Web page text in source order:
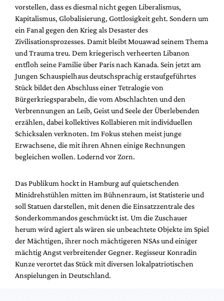
Suche
vorstellen, dass es diesmal nicht gegen Liberalismus,
Kapitalismus, Globalisierung, Gottlosigkeit geht. Sondern um
ein Fanal gegen den Krieg als Desaster des
Zivilisationsprozesses. Damit bleibt Mouawad seinem Thema
und Trauma treu. Dem kriegerisch verheerten Libanon
entfloh seine Familie über Paris nach Kanada. Sein jetzt am
Jungen Schauspielhaus deutschsprachig erstaufgeführtes
Stück bildet den Abschluss einer Tetralogie von
Bürgerkriegsparabeln, die vom Abschlachten und den
Verbrennungen an Leib, Geist und Seele der Überlebenden
erzählen, dabei kollektives Kollabieren mit individuellen
Schicksalen verknoten. Im Fokus stehen meist junge
Erwachsene, die mit ihren Ahnen einige Rechnungen
begleichen wollen. Lodernd vor Zorn.
Das Publikum hockt in Hamburg auf quietschenden
Minidrehstühlen mitten im Bühnenraum, ist Statisterie und
soll Statuen darstellen, mit denen die Einsatzzentrale des
Sonderkommandos geschmückt ist. Um die Zuschauer
herum wird agiert als wären sie unbeachtete Objekte im Spiel
der Mächtigen, ihrer noch mächtigeren NSAs und einiger
mächtig Angst verbreitender Gegner. Regisseur Konradin
Kunze verortet das Stück mit diversen lokalpatriotischen
Anspielungen in Deutschland.